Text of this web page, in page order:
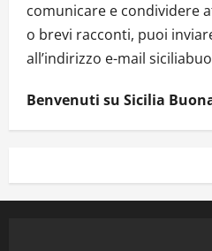
comunicare e condividere
o brevi racconti, puoi
all’indirizzo e-mail
Benvenuti su Sicilia